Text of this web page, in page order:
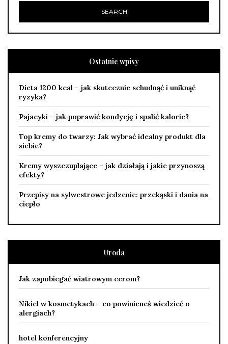
Ostatnie wpisy
Dieta 1200 kcal – jak skutecznie schudnąć i uniknąć
ryzyka?
Pajacyki – jak poprawić kondycję i spalić kalorie?
Top kremy do twarzy: Jak wybrać idealny produkt dla
siebie?
Kremy wyszczuplające – jak działają i jakie przynoszą
efekty?
Przepisy na sylwestrowe jedzenie: przekąski i dania na
ciepło
Uroda
Jak zapobiegać wiatrowym cerom?
Nikiel w kosmetykach – co powinieneś wiedzieć o
alergiach?
hotel konferencyjny